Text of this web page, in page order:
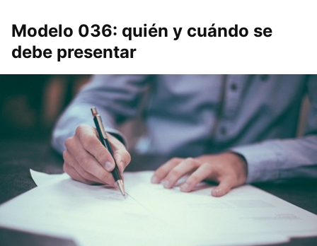
Modelo 036: quién y cuándo se
debe presentar